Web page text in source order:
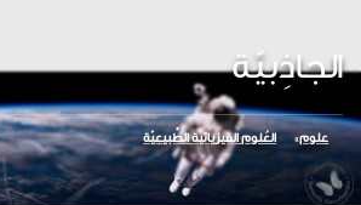
الجاذِبيّة
علوم العُلوم الفيزيائية الطَّبيعيّة